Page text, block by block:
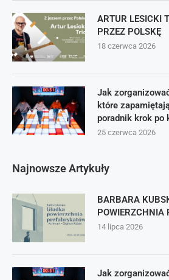
ARTUR LESICKI
PRZEZ POLSKĘ
18 czerwca 2026
Jak
które
poradnik krok po
25 czerwca 2026
Najnowsze Artykuły
BARBARA
POWIERZCHNIA
14 lipca 2026
Jak